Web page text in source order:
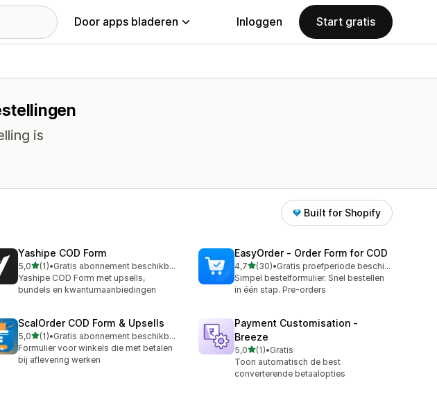
Door apps bladeren Inloggen Start gratis
is
Built for Shopify
Yashipe COD Form
5,0van 5 sterren
(1)
1 recensies in totaal
•
Gratis abonnement beschikbaar
Yashipe COD Form met upsells,
bundels en kwantumaanbiedingen
EasyOrder ‑ Order Form for COD
4,7van 5 sterren
(30)
30 recensies in totaal
•
Gratis proefperiode beschikbaar
Simpel bestelformulier. Snel bestellen
in één stap. Pre-orders
ScalOrder COD Form & Upsells
5,0van 5 sterren
(1)
1 recensies in totaal
•
Gratis abonnement beschikbaar
Formulier voor winkels die met betalen
bij aflevering werken
Payment Customisation ‑
Breeze
5,0van 5 sterren
(1)
1 recensies in totaal
•Gratis
Toon automatisch de best
converterende betaalopties